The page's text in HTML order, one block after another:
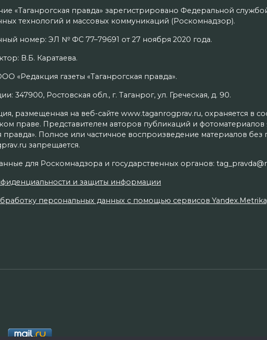
«Таганрогская правда» зарегистрировано Федеральной
технологий и массовых коммуникаций (Роскомнадзор).
номер: ЭЛ № ФС 77–79691 от 27 ноября 2020 года.
В.Б. Каратаева.
«Редакция газеты «Таганрогская правда».
347900, Ростовская обл., г. Таганрог, ул. Греческая, д. 90.
размещенная на веб-сайте www.taganrogprav.ru, охраняется в
праве. Представителем авторов публикаций и фотоматериалов
правда». Полное или частичное воспроизведение материалов без
запрещается.
для Роскомнадзора и государственных органов:
и защиты информации
персональных данных с помощью сервисов